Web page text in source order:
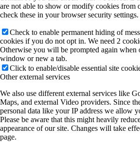
are not able to show or modify cookies from
check these in your browser security settings.
Check to enable permanent hiding of
cookies if you do not opt in. We need 2
Otherwise you will be prompted again when
window or new a tab.
Click to enable/disable essential site
Other external services
We also use different external services like
Maps, and external Video providers. Since
personal data like your IP address we allow
Please be aware that this might heavily
appearance of our site. Changes will take
page.